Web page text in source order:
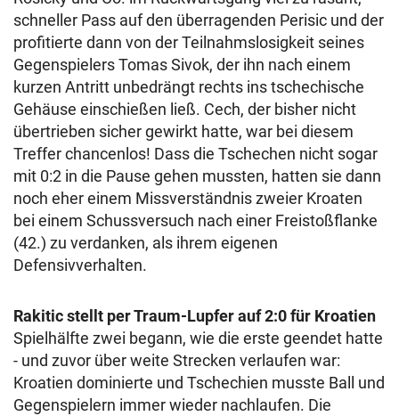
schneller Pass auf den überragenden Perisic und der
profitierte dann von der Teilnahmslosigkeit seines
Gegenspielers Tomas Sivok, der ihn nach einem
kurzen Antritt unbedrängt rechts ins tschechische
Gehäuse einschießen ließ. Cech, der bisher nicht
übertrieben sicher gewirkt hatte, war bei diesem
Treffer chancenlos! Dass die Tschechen nicht sogar
mit 0:2 in die Pause gehen mussten, hatten sie dann
noch eher einem Missverständnis zweier Kroaten
bei einem Schussversuch nach einer Freistoßflanke
(42.) zu verdanken, als ihrem eigenen
Defensivverhalten.
Rakitic stellt per Traum-Lupfer auf 2:0 für Kroatien
Spielhälfte zwei begann, wie die erste geendet hatte
- und zuvor über weite Strecken verlaufen war:
Kroatien dominierte und Tschechien musste Ball und
Gegenspielern immer wieder nachlaufen. Die